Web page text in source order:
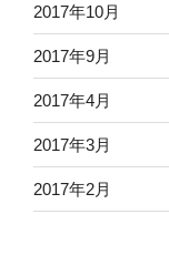
2017年10月
2017年9月
2017年4月
2017年3月
2017年2月